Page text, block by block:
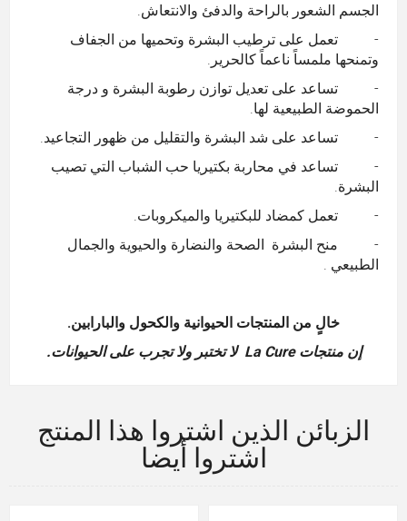
الجسم الشعور بالراحة والدفئ والانتعاش.
- تعمل على ترطيب البشرة وتحميها من الجفاف
وتمنحها ملمساً ناعماً كالحرير.
- تساعد على تعديل توازن رطوبة البشرة و درجة
الحموضة الطبيعية لها.
- تساعد على شد البشرة والتقليل من ظهور التجاعيد.
- تساعد في محاربة بكتيريا حب الشباب التي تصيب
البشرة.
- تعمل كمضاد للبكتيريا والميكروبات.
- منح البشرة الصحة والنضارة والحيوية والجمال
الطبيعي .
خالٍ من المنتجات الحيوانية والكحول والبارابين.
إن منتجاتLa Cure لا تختبر ولا تجرب على الحيوانات.
الزبائن الذين اشتروا هذا المنتج
اشتروا أيضا